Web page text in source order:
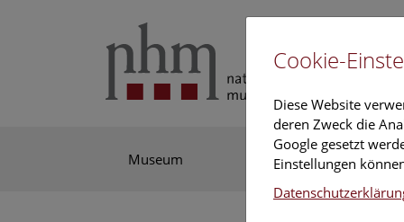
Museum Ausstellung
Cookie-
Diese Website
deren Zweck die
Google gesetzt
Einstellungen